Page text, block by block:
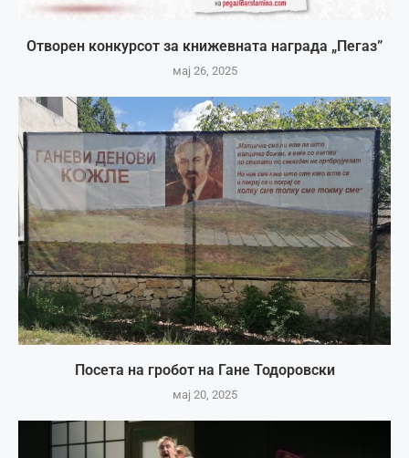
Отворен конкурсот за книжевната награда „Пегаз”
мај 26, 2025
Посета на гробот на Гане Тодоровски
мај 20, 2025